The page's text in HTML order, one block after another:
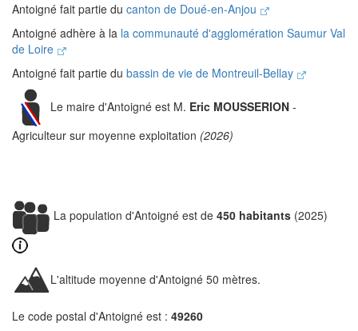
Antoigné fait partie du canton de Doué-en-Anjou
Antoigné adhère à la la communauté d'agglomération Saumur Val
de Loire
Antoigné fait partie du bassin de vie de Montreuil-Bellay
Le maire d'Antoigné est M. Eric MOUSSERION -
Agriculteur sur moyenne exploitation (2026)
La population d'Antoigné est de 450 habitants (2025)
L'altitude moyenne d'Antoigné 50 mètres.
Le code postal d'Antoigné est : 49260